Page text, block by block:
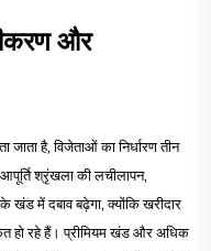
और
जाता है, विजेताओं का निर्धारण तीन
श्रृंखला की लचीलापन,
खंड में दबाव बढ़ेगा, क्योंकि खरीदार
हो रहे हैं। प्रीमियम खंड और अधिक